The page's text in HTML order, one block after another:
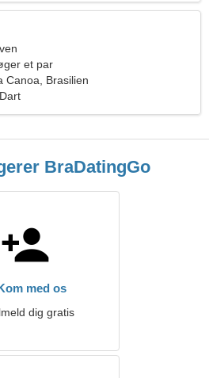
et par
Canoa, Brasilien
BraDatingGo
med os
dig gratis